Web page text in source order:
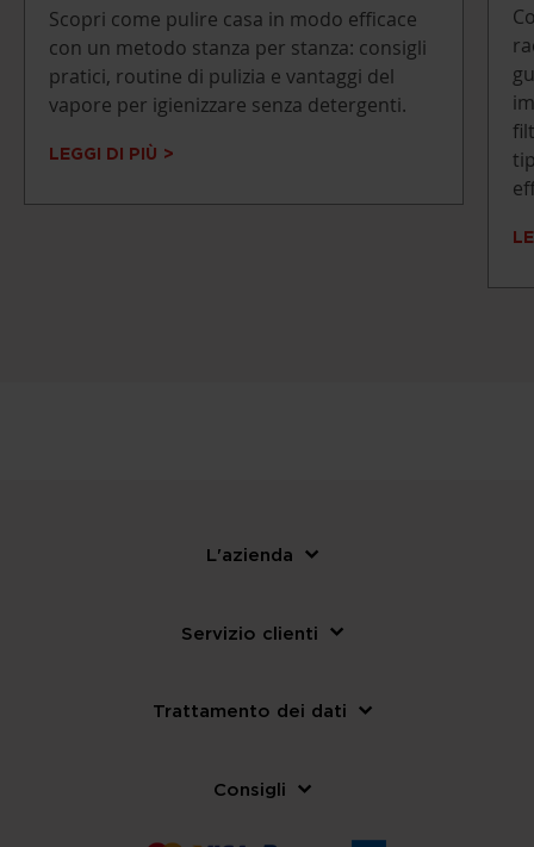
Scopri come pulire casa in modo efficace
con un metodo stanza per stanza: consigli
pratici, routine di pulizia e vantaggi del
vapore per igienizzare senza detergenti.
LEGGI DI PIÙ
L'azienda
Servizio clienti
Trattamento dei dati
Consigli